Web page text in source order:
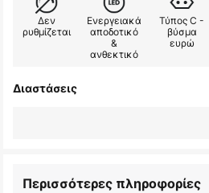
Δεν
ρυθμίζεται
Ενεργειακά
αποδοτικό
&
ανθεκτικό
Τύπος C -
βύσμα
ευρώ
Διαστάσεις
Περισσότερες πληροφορίες